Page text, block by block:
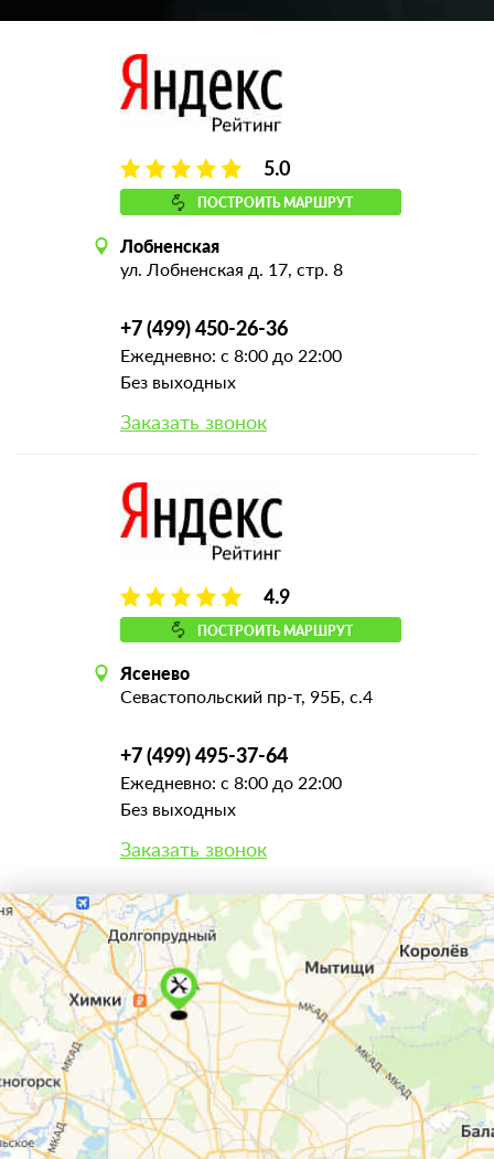
5.0
ПОСТРОИТЬ МАРШРУТ
Лобненская
ул. Лобненская д. 17, стр. 8
+7 (499) 450-26-36
Ежедневно: с 8:00 до 22:00
Без выходных
Заказать звонок
4.9
ПОСТРОИТЬ МАРШРУТ
Ясенево
Севастопольский пр-т, 95Б, с.4
+7 (499) 495-37-64
Ежедневно: с 8:00 до 22:00
Без выходных
Заказать звонок